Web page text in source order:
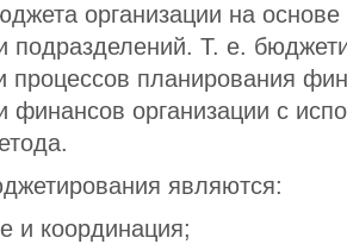
организации на
подразделений. Т. е.
процессов планирования
финансов организации с
являются:
и координация;